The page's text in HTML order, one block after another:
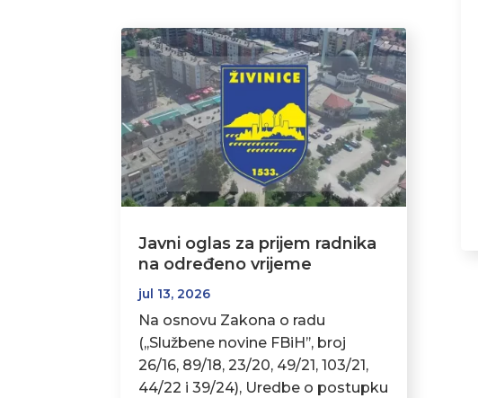
Javni oglas za prijem radnika
na određeno vrijeme
jul 13, 2026
Na osnovu Zakona o radu
(,,Službene novine FBiH’’, broj
26/16, 89/18, 23/20, 49/21, 103/21,
44/22 i 39/24), Uredbe o postupku